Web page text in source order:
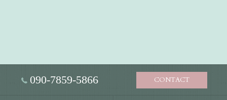
090-7859-5866 CONTACT